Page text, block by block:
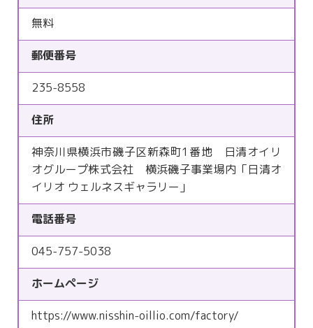
無料
郵便番号
235-8558
住所
神奈川県横浜市磯子区新森町1番地 日清オイリ
オグループ株式会社 横浜磯子事業場内「日清オ
イリオ ウェルネスギャラリー」
電話番号
045-757-5038
ホームページ
https://www.nisshin-oillio.com/factory/